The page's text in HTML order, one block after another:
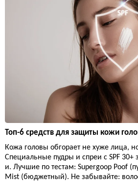
Топ-6 средств для защиты кожи
Кожа головы обгорает не хуже лица,
Специальные пудры и спреи с SPF
и. Лучшие по тестам: Supergoop Poof
Mist (бюджетный). Не забывайте: